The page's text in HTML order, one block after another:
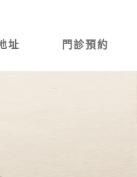
址 門診預約